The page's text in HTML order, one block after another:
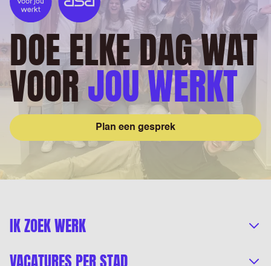
DOE ELKE DAG WAT
VOORJOU WERKT
Plan een gesprek
IK ZOEK WERK
VACATURES PER STAD